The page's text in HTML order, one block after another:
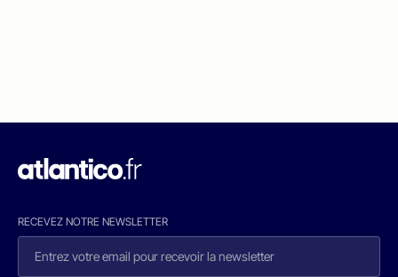
RECEVEZ NOTRE NEWSLETTER